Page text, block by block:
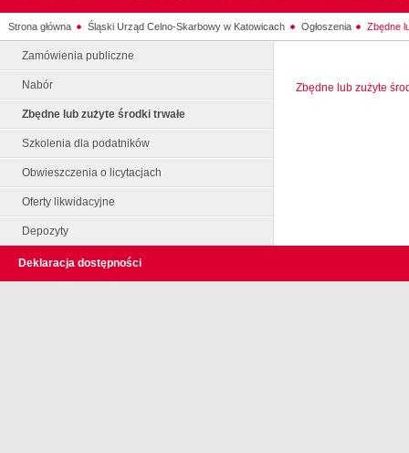
Strona główna Śląski Urząd Celno-Skarbowy w Katowicach Ogłoszenia Zbędne
Zamówienia publiczne
Nabór
Zbędne lub zużyte środki trwałe
Szkolenia dla podatników
Obwieszczenia o licytacjach
Oferty likwidacyjne
Depozyty
Zbędne lub zużyte
Deklaracja dostępności